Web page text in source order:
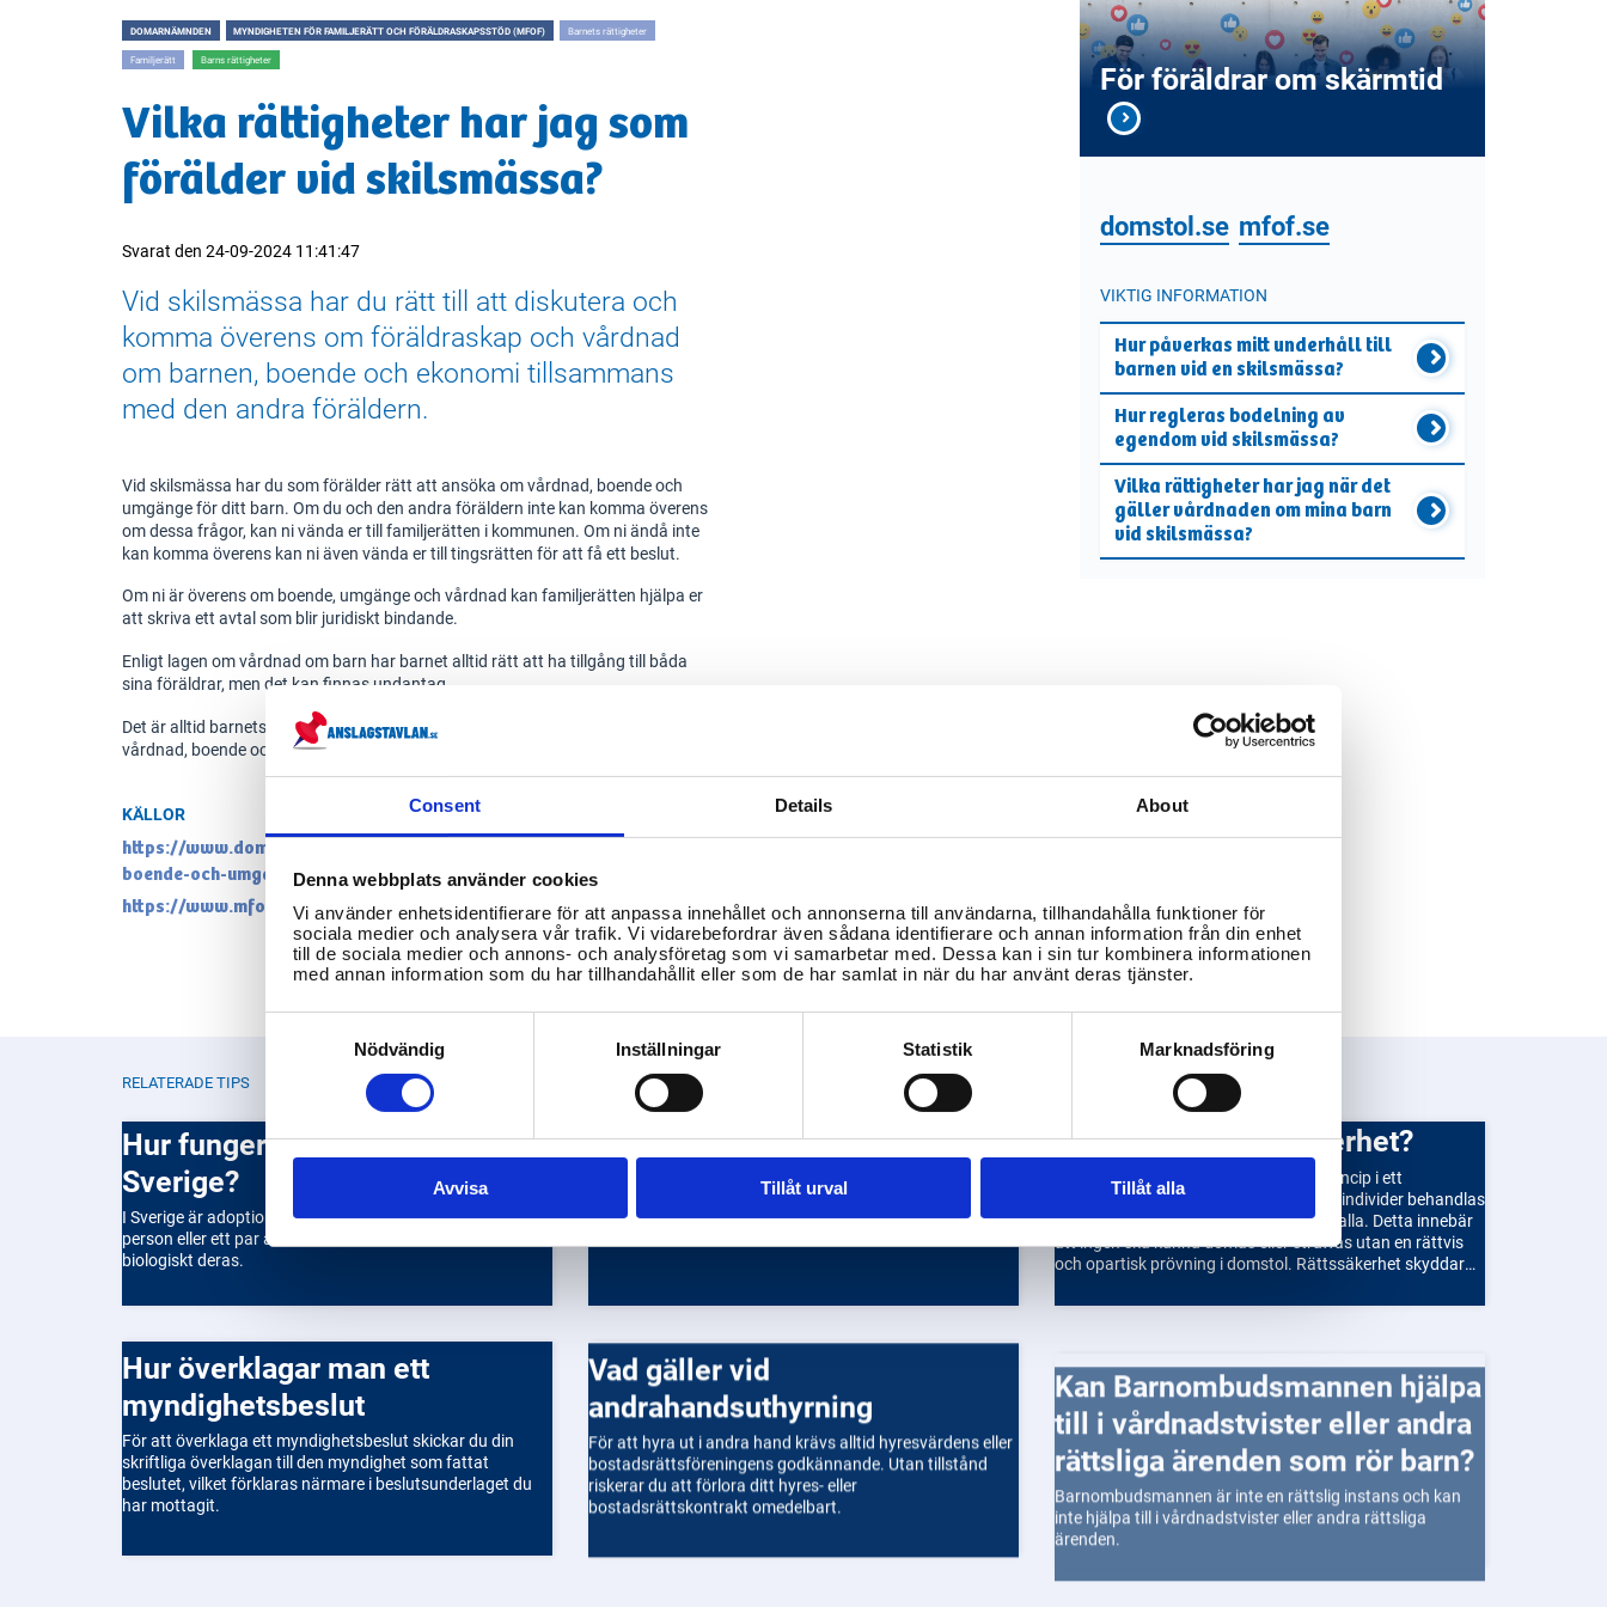
Consent Details About
Denna webbplats använder cookies
Vi använder enhetsidentifierare för att anpassa innehållet och annonserna till användarna, tillhandahålla funktioner för
sociala medier och analysera vår trafik. Vi vidarebefordrar även sådana identifierare och annan information från din enhet
till de sociala medier och annons- och analysföretag som vi samarbetar med. Dessa kan i sin tur kombinera informationen
med annan information som du har tillhandahållit eller som de har samlat in när du har använt deras tjänster.
Nödvändig Inställningar Statistik Marknadsföring
Avvisa Tillåt urval Tillåt alla
DOMARNÄMNDEN MYNDIGHETEN FÖR FAMILJERÄTT OCH FÖRÄLDRASKAPSSTÖD (MFOF) Barnets rättigheter
Familjerätt Barns rättigheter
Vilka rättigheter har jag som
förälder vid skilsmässa?
Svarat den 24-09-2024 11:41:47
Vid skilsmässa har du rätt till att diskutera och
komma överens om föräldraskap och vårdnad
om barnen, boende och ekonomi tillsammans
med den andra föräldern.
Vid skilsmässa har du som förälder rätt att ansöka om vårdnad, boende och
umgänge för ditt barn. Om du och den andra föräldern inte kan komma överens
om dessa frågor, kan ni vända er till familjerätten i kommunen. Om ni ändå inte
kan komma överens kan ni även vända er till tingsrätten för att få ett beslut.
Om ni är överens om boende, umgänge och vårdnad kan familjerätten hjälpa er
att skriva ett avtal som blir juridiskt bindande.
Enligt lagen om vårdnad om barn har barnet alltid rätt att ha tillgång till båda
sina föräldrar, men det kan finnas undantag.
Det är alltid barnets bästa som är avgörande och står i fokus vid alla beslut om
vårdnad, boende och umgänge.
KÄLLOR
https://www.domstol.se/amnen/familj/foraldrar-och-barn/vardnad-
boende-och-umgange/
https://www.mfof.se/vardnad-boende-och-umgange.html
För föräldrar om skärmtid
domstol.se mfof.se
VIKTIG INFORMATION
Hur påverkas mitt underhåll till
barnen vid en skilsmässa?
Hur regleras bodelning av
egendom vid skilsmässa?
Vilka rättigheter har jag när det
gäller vårdnaden om mina barn
vid skilsmässa?
RELATERADE TIPS
Hur fungerar adoption i
Sverige?
I Sverige är adoption en process som möjliggör för en
person eller ett par att bli föräldrar till ett barn som inte är
biologiskt deras.
Hur ansöker jag om adoption?
Vad innebär rättssäkerhet?
Rättssäkerhet är en grundläggande princip i ett
rättssamhälle som säkerställer att alla individer behandlas
rättvist och att lagen tillämpas lika för alla. Detta innebär
att ingen ska kunna dömas eller straffas utan en rättvis
och opartisk prövning i domstol. Rättssäkerhet skyddar
garantera att ingen kan utsättas för godtycklig
bygga förtroende för rättssystemet.
Hur överklagar man ett
myndighetsbeslut
För att överklaga ett myndighetsbeslut skickar du din
skriftliga överklagan till den myndighet som fattat
beslutet, vilket förklaras närmare i beslutsunderlaget du
har mottagit.
Vad gäller vid
andrahandsuthyrning
För att hyra ut i andra hand krävs alltid hyresvärdens eller
bostadsrättsföreningens godkännande. Utan tillstånd
riskerar du att förlora ditt hyres- eller
bostadsrättskontrakt omedelbart.
Kan Barnombudsmannen hjälpa
till i vårdnadstvister eller andra
rättsliga ärenden som rör barn?
Barnombudsmannen är inte en rättslig instans och kan
inte hjälpa till i vårdnadstvister eller andra rättsliga
ärenden.